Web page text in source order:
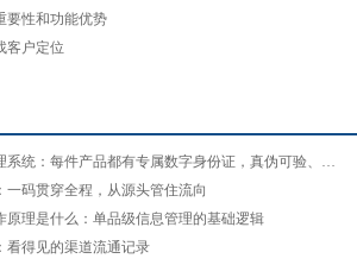
要性和功能优势
客户定位
一物一码防伪追溯管理系统：每件产品都有专属数字身份证，真伪可验、来源可查
一码贯穿全程，从源头管住流向
原理是什么：单品级信息管理的基础逻辑
看得见的渠道流通记录